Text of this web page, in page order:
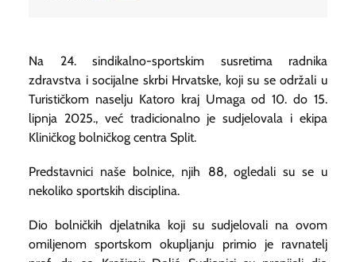
Na 24. sindikalno-sportskim susretima radnika
zdravstva i socijalne skrbi Hrvatske, koji su se održali u
Turističkom naselju Katoro kraj Umaga od 10. do 15.
lipnja 2025., već tradicionalno je sudjelovala i ekipa
Kliničkog bolničkog centra Split.
Predstavnici naše bolnice, njih 88, ogledali su se u
nekoliko sportskih disciplina.
Dio bolničkih djelatnika koji su sudjelovali na ovom
omiljenom sportskom okupljanju primio je ravnatelj